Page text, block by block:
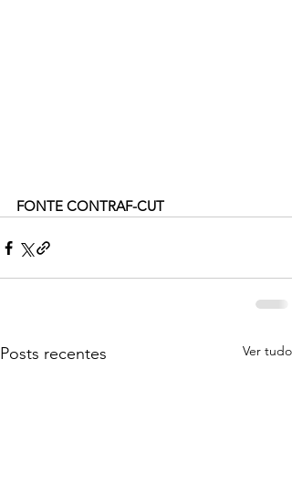
FONTE CONTRAF-CUT
Posts recentes Ver tudo